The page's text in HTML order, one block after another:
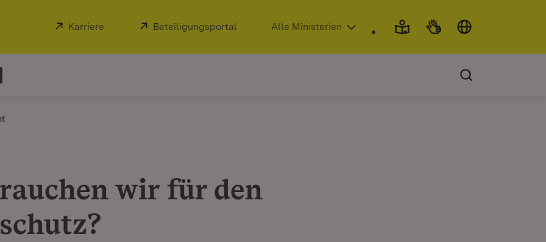
Extern:
Karriere (Öffnet in neuem Fenster)
Extern:
Beteiligungsportal (Öffnet in neuem Fenster)
Alle Ministerien
wir für den